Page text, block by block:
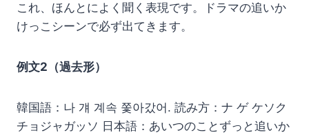
これ、ほんとによく聞く表現です。ドラマの追いか
けっこシーンで必ず出てきます。
例文2（過去形）
韓国語：나 걔 계속 쫓아갔어. 読み方：ナ ゲ ケソク
チョジャガッソ 日本語：あいつのことずっと追いか